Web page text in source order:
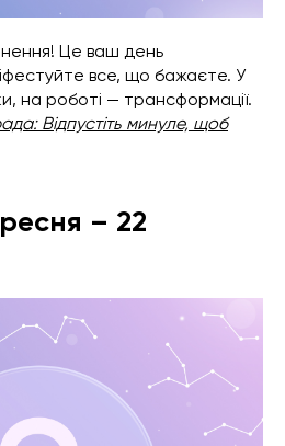
Це ваш день
все, що бажаєте. У
на роботі — трансформації.
Відпустіть минуле, щоб
– 22